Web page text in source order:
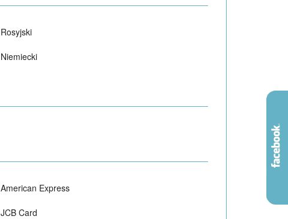
Rosyjski
Niemiecki
American Express
JCB Card